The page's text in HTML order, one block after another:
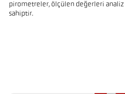
pirometreler, ölçülen değerleri
sahiptir.